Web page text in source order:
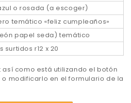
o rosada (a escoger)
temático «feliz cumpleaños»
papel seda) temático
surtidos r12 x 20
así como está utilizando el botón
modificarlo en el formulario de la